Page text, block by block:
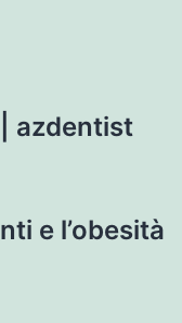
azdentist
e l’obesità